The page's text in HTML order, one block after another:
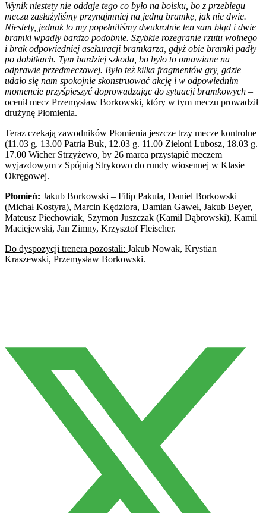
Wynik niestety nie oddaje tego co było na boisku, bo z przebiegu
meczu zasłużyliśmy przynajmniej na jedną bramkę, jak nie dwie.
Niestety, jednak to my popełniliśmy dwukrotnie ten sam błąd i dwie
bramki wpadły bardzo podobnie. Szybkie rozegranie rzutu wolnego
i brak odpowiedniej asekuracji bramkarza, gdyż obie bramki padły
po dobitkach. Tym bardziej szkoda, bo było to omawiane na
odprawie przedmeczowej. Było też kilka fragmentów gry, gdzie
udało się nam spokojnie skonstruować akcję i w odpowiednim
momencie przyśpieszyć doprowadzając do sytuacji bramkowych –
ocenił mecz Przemysław Borkowski, który w tym meczu prowadził
drużynę Płomienia.
Teraz czekają zawodników Płomienia jeszcze trzy mecze kontrolne
(11.03 g. 13.00 Patria Buk, 12.03 g. 11.00 Zieloni Lubosz, 18.03 g.
17.00 Wicher Strzyżewo, by 26 marca przystąpić meczem
wyjazdowym z Spójnią Strykowo do rundy wiosennej w Klasie
Okręgowej.
Płomień: Jakub Borkowski – Filip Pakuła, Daniel Borkowski
(Michał Kostyra), Marcin Kędziora, Damian Gaweł, Jakub Beyer,
Mateusz Piechowiak, Szymon Juszczak (Kamil Dąbrowski), Kamil
Maciejewski, Jan Zimny, Krzysztof Fleischer.
Do dyspozycji trenera pozostali: Jakub Nowak, Krystian
Kraszewski, Przemysław Borkowski.